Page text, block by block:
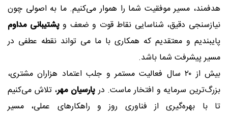
هدفمند، مسیر موفقیت شما را هموار می‌کنیم. ما به اصولی چون
نیازسنجی دقیق، شناسایی نقاط قوت و ضعف وپشتیبانی مداوم
پایبندیم و معتقدیم که همکاری با ما می تواند نقطه عطفی در
مسیر پیشرفت شما باشد.
بیش از ۲۰ سال فعالیت مستمر و جلب اعتماد هزاران مشتری،
بزرگ‌ترین سرمایه و افتخار ماست. درپارسیان مهر، تلاش می‌کنیم
تا با بهره‌گیری از فناوری روز و راهکارهای عملی، مسیر